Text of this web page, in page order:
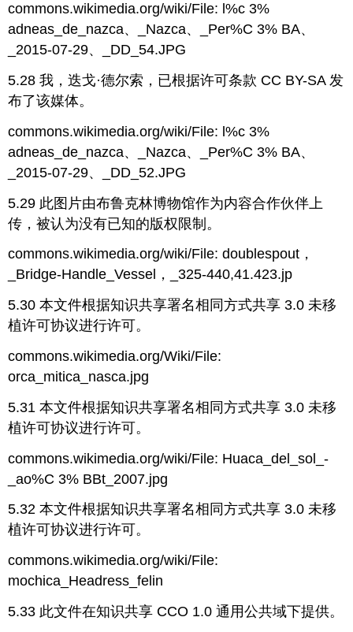
commons.wikimedia.org/wiki/File: l%c 3%
adneas_de_nazca、_Nazca、_Per%C 3% BA、
_2015-07-29、_DD_54.JPG
5.28 我，迭戈·德尔索，已根据许可条款 CC BY-SA 发
布了该媒体。
commons.wikimedia.org/wiki/File: l%c 3%
adneas_de_nazca、_Nazca、_Per%C 3% BA、
_2015-07-29、_DD_52.JPG
5.29 此图片由布鲁克林博物馆作为内容合作伙伴上
传，被认为没有已知的版权限制。
commons.wikimedia.org/wiki/File: doublespout，
_Bridge-Handle_Vessel，_325-440,41.423.jp
5.30 本文件根据知识共享署名相同方式共享 3.0 未移
植许可协议进行许可。
commons.wikimedia.org/Wiki/File:
orca_mitica_nasca.jpg
5.31 本文件根据知识共享署名相同方式共享 3.0 未移
植许可协议进行许可。
commons.wikimedia.org/wiki/File: Huaca_del_sol_-
_ao%C 3% BBt_2007.jpg
5.32 本文件根据知识共享署名相同方式共享 3.0 未移
植许可协议进行许可。
commons.wikimedia.org/wiki/File:
mochica_Headress_felin
5.33 此文件在知识共享 CCO 1.0 通用公共域下提供。